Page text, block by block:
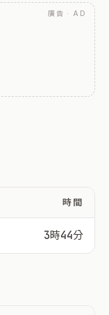
廣告 · AD
時間
3時44分